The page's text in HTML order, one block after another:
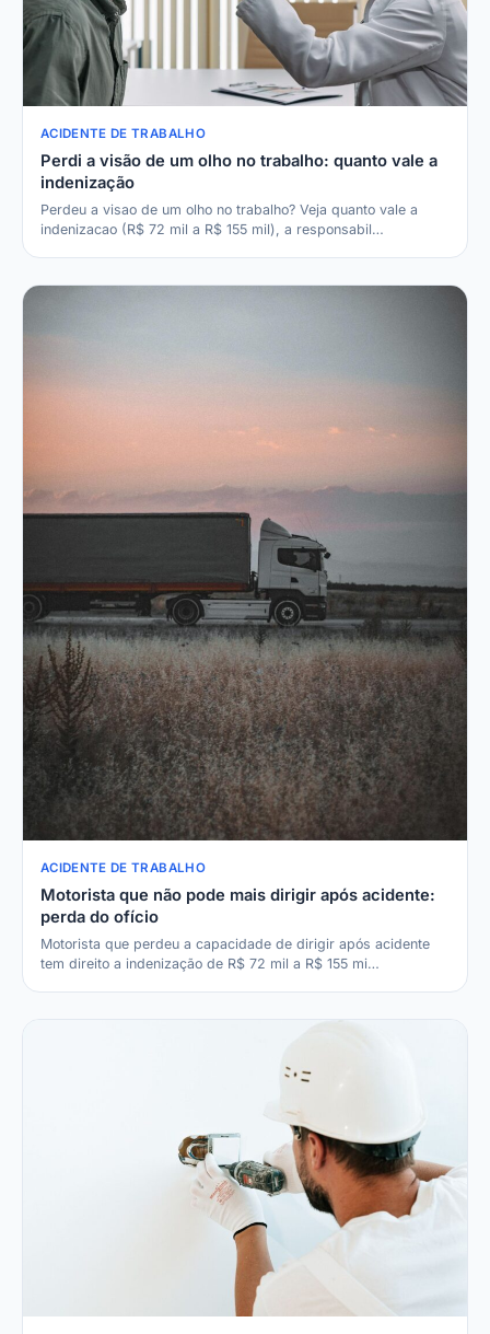
ACIDENTE DE TRABALHO
Perdi a visão de um olho no trabalho: quanto vale a
indenização
Perdeu a visao de um olho no trabalho? Veja quanto vale a
indenizacao (R$ 72 mil a R$ 155 mil), a responsabil…
ACIDENTE DE TRABALHO
Motorista que não pode mais dirigir após acidente:
perda do ofício
Motorista que perdeu a capacidade de dirigir após acidente
tem direito a indenização de R$ 72 mil a R$ 155 mi…